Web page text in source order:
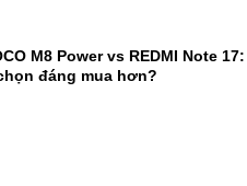
M8 Power vs REDMI Note 17:
đáng mua hơn?